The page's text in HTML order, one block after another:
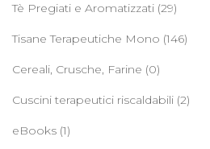
Tè Pregiati e Aromatizzati (29)
Tisane Terapeutiche Mono (146)
Cereali, Crusche, Farine (0)
Cuscini terapeutici riscaldabili (2)
eBooks (1)